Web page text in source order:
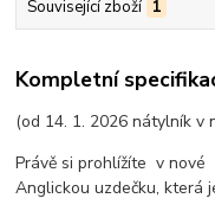
Související zboží 1
Kompletní
(od 14. 1. 2026 nátylník v
Právě si prohlížíte v nové
Anglickou uzdečku, která